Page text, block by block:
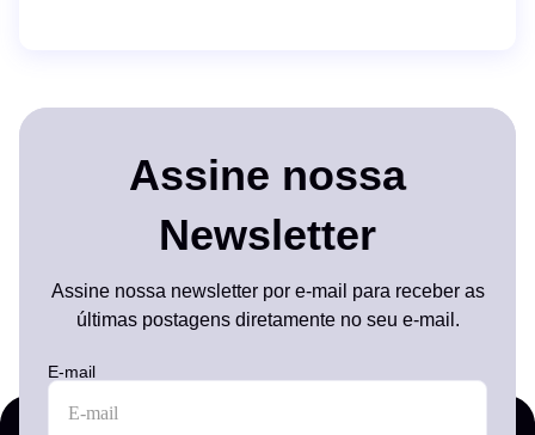
Assine nossa
Newsletter
Assine nossa newsletter por e-mail para receber as
últimas postagens diretamente no seu e-mail.
E-mail